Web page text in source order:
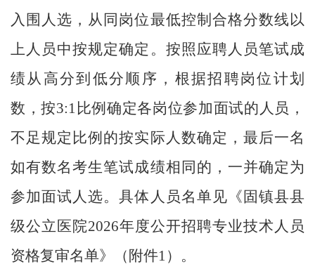
入围人选，从同岗位最低控制合格分数线以
上人员中按规定确定。 按照应聘人员笔试成
绩从高分到低分顺序，根据招聘岗位计划
数，按3:1 比例确定各岗位参加面试的人员，
不足规定比例的按实际人数确定，最后一名
如有数名考生笔试成绩相同的，一并确定为
参加面试人选。具体人员名单见 《 固镇县县
级公立医院2026年度公开招聘专业技术人员
资格复审名单》 （附件1）。